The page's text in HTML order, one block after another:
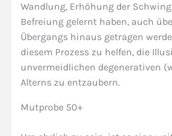
Wandlung, Erhöhung der
Befreiung gelernt haben, auch
Übergangs hinaus getragen
diesem Prozess zu helfen, die
unvermeidlichen degenerativen
Alterns zu entzaubern.
Mutprobe 50+